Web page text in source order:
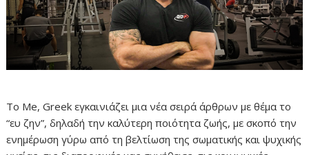
Το Me, Greek εγκαινιάζει μια νέα σειρά άρθρων με θέμα το
“ευ ζην”, δηλαδή την καλύτερη ποιότητα ζωής, με σκοπό την
ενημέρωση γύρω από τη βελτίωση της σωματικής και ψυχικής